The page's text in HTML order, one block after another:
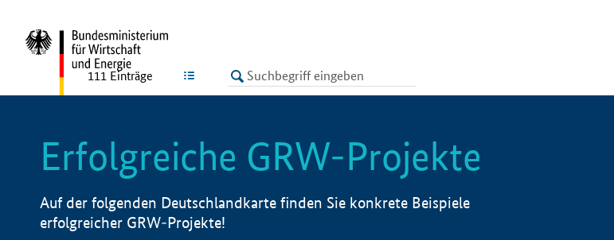
LISTE
111 Einträge
Erfolgreiche GRW-Projekte
Auf der folgenden Deutschlandkarte finden Sie konkrete Beispiele
erfolgreicher GRW-Projekte!